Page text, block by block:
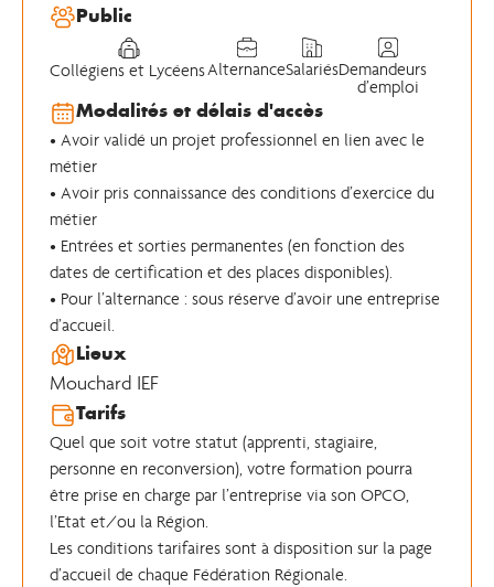
Public
Collégiens et LycéensAlternanceSalariésDemandeurs
d’emploi
Modalités et délais d'accès
• Avoir validé un projet professionnel en lien avec le
métier
• Avoir pris connaissance des conditions d’exercice du
métier
• Entrées et sorties permanentes (en fonction des
dates de certification et des places disponibles).
• Pour l’alternance : sous réserve d’avoir une entreprise
d’accueil.
Lieux
Mouchard IEF
Tarifs
Quel que soit votre statut (apprenti, stagiaire,
personne en reconversion), votre formation pourra
être prise en charge par l’entreprise via son OPCO,
l’Etat et/ou la Région.
Les conditions tarifaires sont à disposition sur la page
d’accueil de chaque Fédération Régionale.